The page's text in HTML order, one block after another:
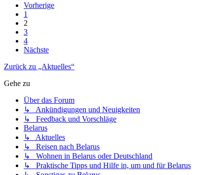
Vorherige
1
2
3
4
Nächste
Zurück zu „Aktuelles“
Gehe zu
Über das Forum
↳ Ankündigungen und Neuigkeiten
↳ Feedback und Vorschläge
Belarus
↳ Aktuelles
↳ Reisen nach Belarus
↳ Wohnen in Belarus oder Deutschland
↳ Praktische Tipps und Hilfe in, um und für Belarus